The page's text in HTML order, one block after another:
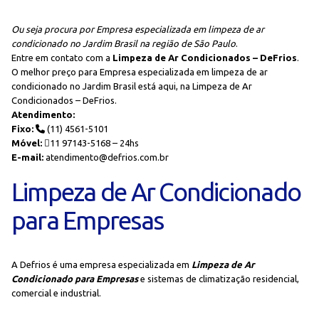
Ou seja procura por Empresa especializada em limpeza de ar
condicionado no Jardim Brasil na região de São Paulo.
Entre em contato com a Limpeza de Ar Condicionados – DeFrios.
O melhor preço para Empresa especializada em limpeza de ar
condicionado no Jardim Brasil está aqui, na Limpeza de Ar
Condicionados – DeFrios.
Atendimento:
Fixo:
(11) 4561-5101
Móvel:
11 97143-5168 – 24hs
E-mail: atendimento@defrios.com.br
Limpeza de Ar Condicionado
para Empresas
A Defrios é uma empresa especializada em Limpeza de Ar
Condicionado para Empresase sistemas de climatização residencial,
comercial e industrial.